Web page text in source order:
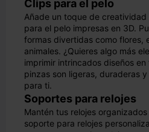
Clips para el pelo
Añade un toque de
para el pelo impresas en 3D.
formas divertidas como flores,
animales. ¿Quieres algo más
imprimir intrincados diseños
pinzas son ligeras, duraderas
para ti.
Soportes para relojes
Mantén tus relojes
soporte para relojes